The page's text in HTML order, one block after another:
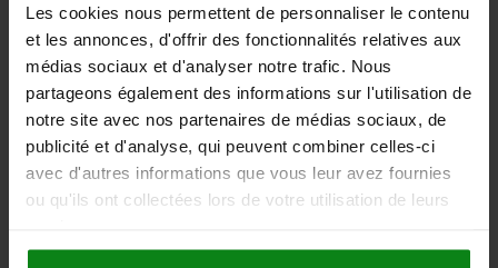
Les cookies nous permettent de personnaliser le contenu
et les annonces, d'offrir des fonctionnalités relatives aux
médias sociaux et d'analyser notre trafic. Nous
partageons également des informations sur l'utilisation de
notre site avec nos partenaires de médias sociaux, de
publicité et d'analyse, qui peuvent combiner celles-ci
avec d'autres informations que vous leur avez fournies
ou qu'ils ont collectées lors de votre utilisation de leurs
M10X20, PLASTIQUE ROUGE, COMP:ACIER
DIAMÈTRE EXTÉRIEUR=68 MATÉRIAU DES COMPOSANTS=ACIER